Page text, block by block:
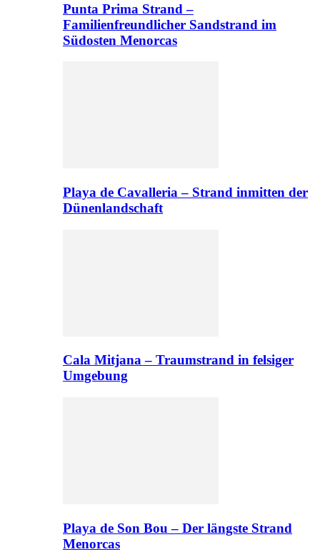
Punta Prima Strand –
Familienfreundlicher Sandstrand im
Südosten Menorcas
Playa de Cavalleria – Strand inmitten der
Dünenlandschaft
Cala Mitjana – Traumstrand in felsiger
Umgebung
Playa de Son Bou – Der längste Strand
Menorcas